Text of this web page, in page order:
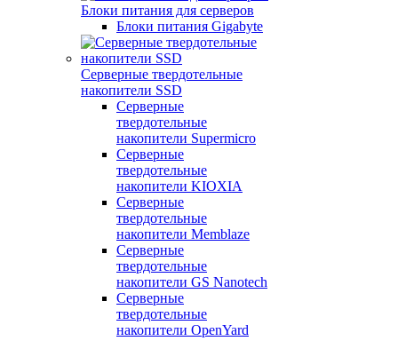
Блоки питания для серверов
Блоки питания Gigabyte
Серверные твердотельные
накопители SSD
Cерверные
твердотельные
накопители Supermicro
Cерверные
твердотельные
накопители KIOXIA
Cерверные
твердотельные
накопители Memblaze
Cерверные
твердотельные
накопители GS Nanotech
Серверные
твердотельные
накопители OpenYard